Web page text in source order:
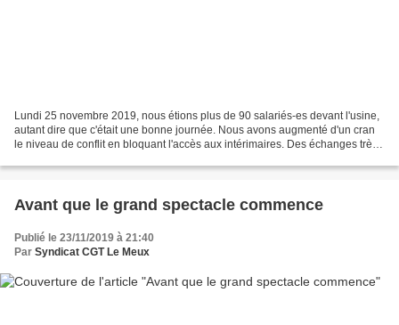
Lundi 25 novembre 2019, nous étions plus de 90 salariés-es devant l'usine,
autant dire que c'était une bonne journée. Nous avons augmenté d'un cran
le niveau de conflit en bloquant l'accès aux intérimaires. Des échanges très
Avant que le grand spectacle commence
Publié le 23/11/2019 à 21:40
Par Syndicat CGT Le Meux